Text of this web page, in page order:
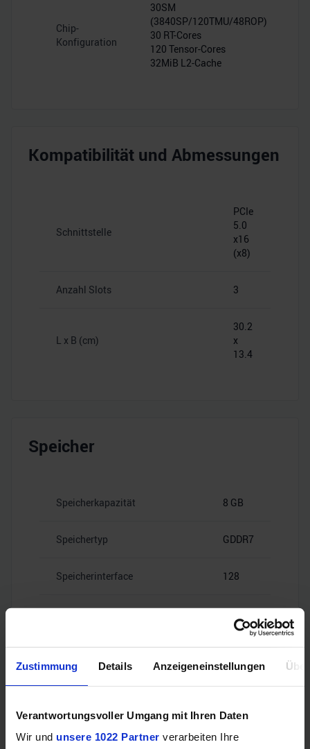
Zustimmung Details Anzeigeneinstellungen
Verantwortungsvoller Umgang mit Ihren Daten
Wir und unsere 1022 Partner verarbeiten Ihre
Chip-
Konfiguration
30SM
(3840SP/120TMU/48ROP)
30 RT-Cores
120 Tensor-Cores
32MiB L2-Cache
Kompatibilität und Abmessungen
Schnittstelle
PCIe
5.0
x16
(x8)
Anzahl Slots 3
L x B (cm)
30.2
x
13.4
Speicher
Speicherkapazität 8 GB
Speichertyp GDDR7
Speicherinterface 128
28
Gbps
Videoanschlüsse